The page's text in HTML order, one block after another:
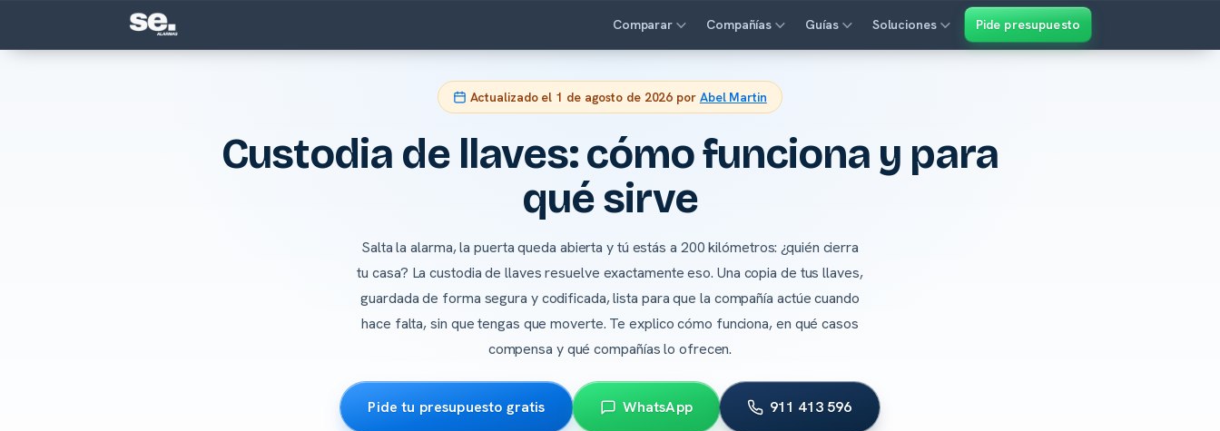
Comparar Compañías Guías Soluciones Pide presupuesto
Actualizado el 1 de agosto de 2026 por Abel Martin
Custodia de llaves: cómo funciona y para
qué sirve
Salta la alarma, la puerta queda abierta y tú estás a 200 kilómetros: ¿quién cierra
tu casa? La custodia de llaves resuelve exactamente eso. Una copia de tus llaves,
guardada de forma segura y codificada, lista para que la compañía actúe cuando
hace falta, sin que tengas que moverte. Te explico cómo funciona, en qué casos
compensa y qué compañías lo ofrecen.
Pide tu presupuesto gratis WhatsApp 911 413 596